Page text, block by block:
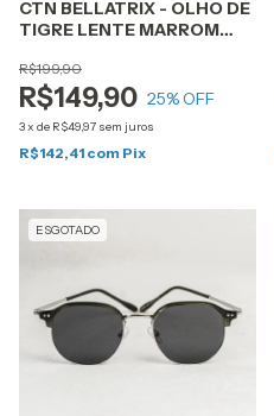
CTN BELLATRIX - OLHO DE
TIGRE LENTE MARROM
R$149,90
R$199,90
25% OFF
3x de R$49,97 sem juros
R$142,41 com Pix
ESGOTADO